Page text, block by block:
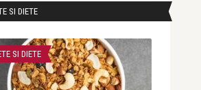
SI DIETE
SI DIETE